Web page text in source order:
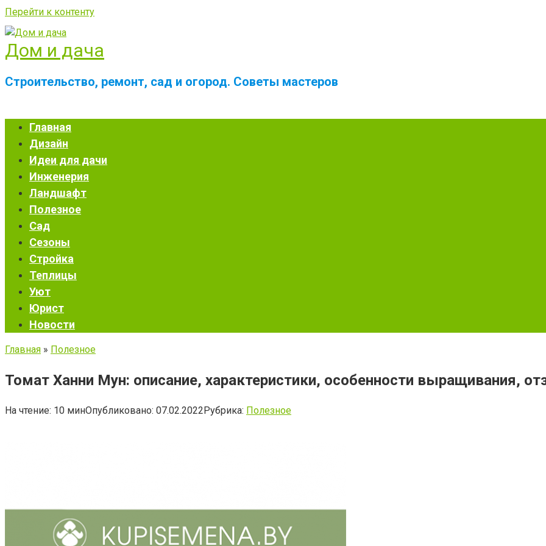
Перейти к контенту
Дом и дача
Строительство, ремонт, сад и огород. Советы мастеров
Главная
Дизайн
Идеи для дачи
Инженерия
Ландшафт
Полезное
Сад
Сезоны
Стройка
Теплицы
Уют
Юрист
Новости
Главная » Полезное
Томат Ханни Мун: описание, характеристики, особенности выращивания,
На чтение: 10 минОпубликовано: 07.02.2022Рубрика: Полезное